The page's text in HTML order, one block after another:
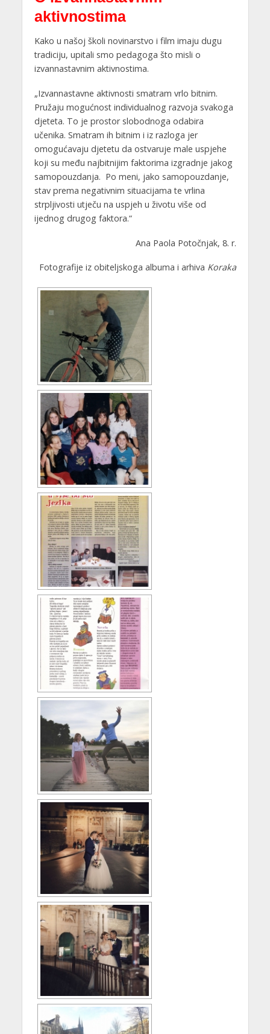
aktivnostima
Kako u našoj školi novinarstvo i film imaju dugu
tradiciju, upitali smo pedagoga što misli o
izvannastavnim aktivnostima.
„Izvannastavne aktivnosti smatram vrlo bitnim.
Pružaju mogućnost individualnog razvoja svakoga
djeteta. To je prostor slobodnoga odabira
učenika. Smatram ih bitnim i iz razloga jer
omogućavaju djetetu da ostvaruje male uspjehe
koji su među najbitnijim faktorima izgradnje jakog
samopouzdanja. Po meni, jako samopouzdanje,
stav prema negativnim situacijama te vrlina
strpljivosti utječu na uspjeh u životu više od
ijednog drugog faktora.“
Ana Paola Potočnjak, 8. r.
Fotografije iz obiteljskoga albuma i arhiva Koraka